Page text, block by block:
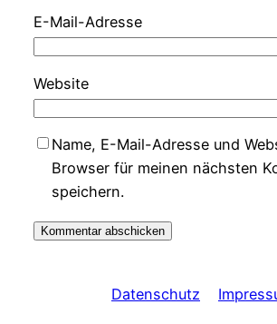
E-Mail-Adresse
Website
Name, E-Mail-Adresse und
Browser für meinen nächsten
speichern.
Datenschutz